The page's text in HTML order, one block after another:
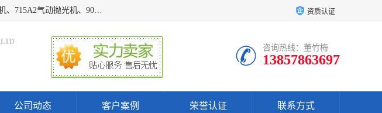
宁波上椿进出口有限公司是日本COMPACT康柏特，原装进口，进口代理商批发, 提供450PL气动抛光机、715A2气动抛光机、905A4打磨机、935GS打磨机、913W-5水磨机、450PL抛光机、715A2抛光机、935GS齿轮抛光机、905A4气动打磨机、价格实惠,欢迎来电咨询. 资质认证
咨询热线：董竹梅
13857863697
公司动态 客户案例 荣誉认证 联系方式